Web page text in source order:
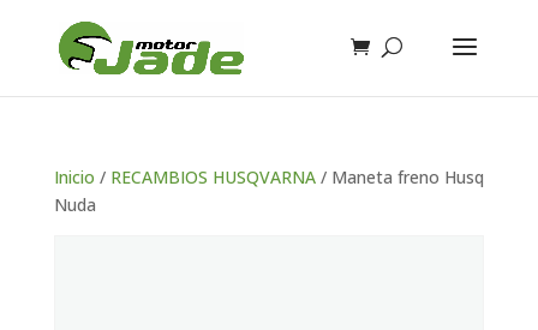
Inicio / RECAMBIOS HUSQVARNA/ Maneta freno Husq
Nuda